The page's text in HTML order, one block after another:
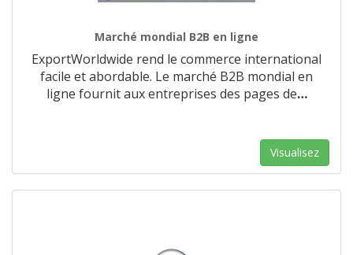
Marché mondial B2B en ligne
ExportWorldwide rend le commerce international
facile et abordable. Le marché B2B mondial en
ligne fournit aux entreprises des pages de…
Visualisez